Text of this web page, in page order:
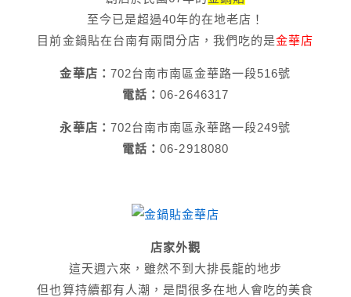
至今已是超過40年的在地老店！
目前金鍋貼在台南有兩間分店，我們吃的是金華店
金華店： 702台南市南區金華路一段516號
電話：06-2646317
永華店： 702台南市南區永華路一段249號
電話：06-2918080
店家外觀
這天週六來，雖然不到大排長龍的地步
但也算持續都有人潮，是間很多在地人會吃的美食